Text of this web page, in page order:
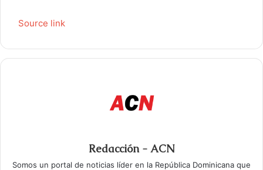
Source link
Redacción - ACN
Somos un portal de noticias líder en la República Dominicana que